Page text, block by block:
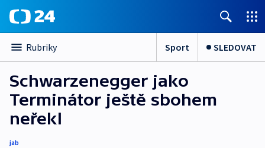
Rubriky Sport SLEDOVAT
Schwarzenegger jako
Terminátor ještě sbohem
neřekl
jab